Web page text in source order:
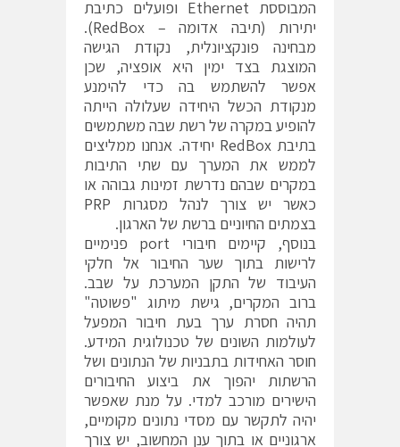
המבוססת Ethernet ופועלים כתיבת
יתירות (תיבה אדומה – RedBox).
מבחינה פונקציונלית, נקודת הגישה
המוצגת בצד ימין היא אופציה, שכן
אפשר להשתמש בה כדי להימנע
מנקודת הכשל היחידה שעלולה הייתה
להופיע במקרה של רשת שבה משתמשים
בתיבת RedBox יחידה. אנחנו ממליצים
לממש את המערך עם שתי התיבות
במקרים שבהם נדרשת זמינות גבוהה או
כאשר יש צורך לנהל מסגרות PRP
בצמתים החיוניים ברשת של הארגון.
בנוסף, קיימים חיבורי port פנימיים
לרישות בתוך שער החיבור אל חלקי
העיבוד של התקן המערכת על שבב.
ברוב המקרים, גישת מיתוג "פשוטה"
תהיה חסרת ערך בעת חיבור המפעל
לעולמות השונים של טכנולוגית המידע.
חוסר האחידות בתבניות של הנתונים ושל
הרשתות יהפוך את ביצוע החיבורים
הישירים מורכב למדי. על מנת שאפשר
יהיה לתקשר עם מסדי נתונים מקומיים,
ארגוניים או בתוך ענן המחשוב, יש צורך